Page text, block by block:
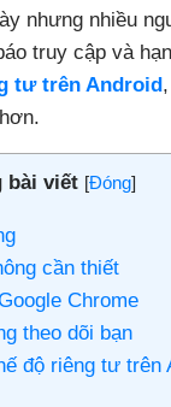
nhưng nhiều
truy cập và
tư trên Android
bài viết [Đóng]
cần thiết
Chrome
theo dõi bạn
độ riêng tư trên